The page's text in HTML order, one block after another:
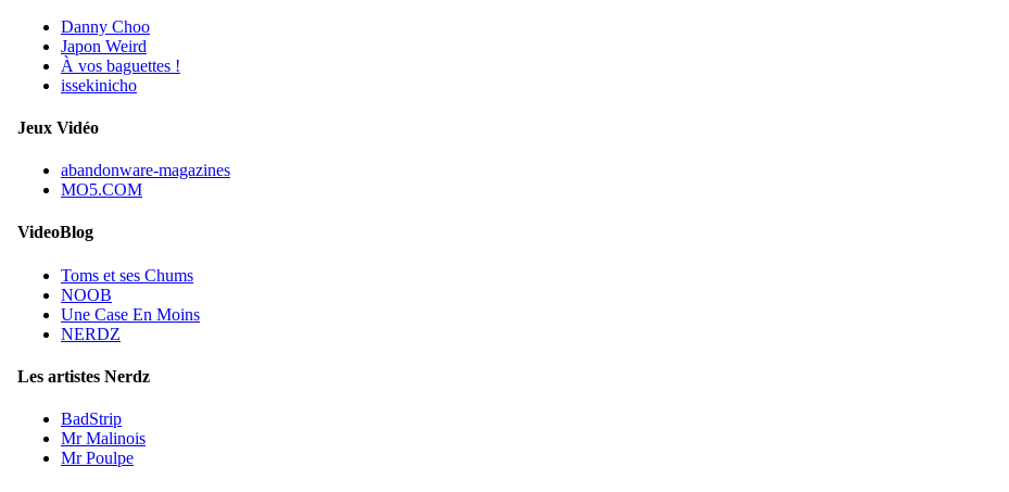
Danny Choo
Japon Weird
À vos baguettes !
issekinicho
Jeux Vidéo
abandonware-magazines
MO5.COM
VideoBlog
Toms et ses Chums
NOOB
Une Case En Moins
NERDZ
Les artistes Nerdz
BadStrip
Mr Malinois
Mr Poulpe